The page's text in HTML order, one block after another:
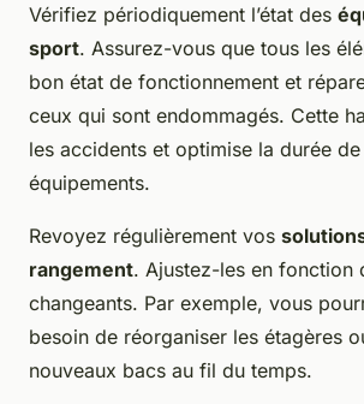
Vérifiez périodiquement l’état des
sport. Assurez-vous que tous les
bon état de fonctionnement et
ceux qui sont endommagés. Cette
les accidents et optimise la durée
équipements.
Revoyez régulièrement vos
rangement. Ajustez-les en fonction
changeants. Par exemple, vous
besoin de réorganiser les étagères
nouveaux bacs au fil du temps.